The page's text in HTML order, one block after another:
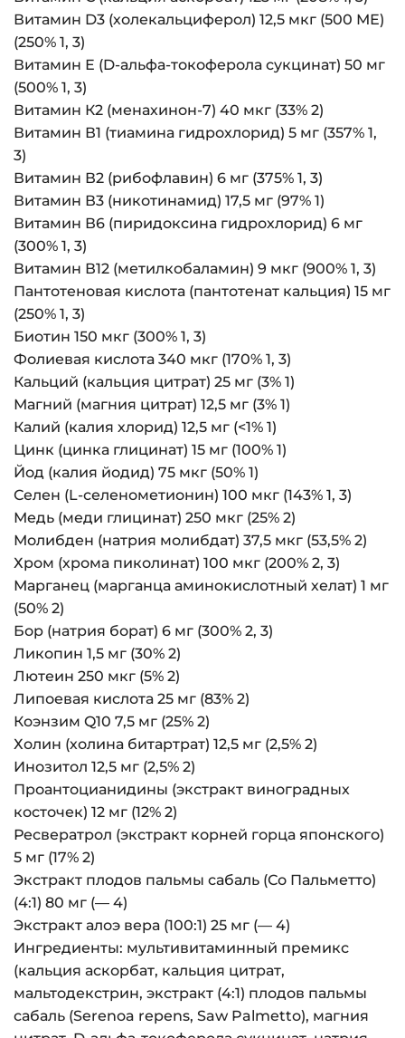
Витамин D3 (холекальциферол) 12,5 мкг (500 МЕ)
(250% 1, 3)
Витамин Е (D-альфа-токоферола сукцинат) 50 мг
(500% 1, 3)
Витамин К2 (менахинон-7) 40 мкг (33% 2)
Витамин В1 (тиамина гидрохлорид) 5 мг (357% 1,
3)
Витамин В2 (рибофлавин) 6 мг (375% 1, 3)
Витамин В3 (никотинамид) 17,5 мг (97% 1)
Витамин В6 (пиридоксина гидрохлорид) 6 мг
(300% 1, 3)
Витамин В12 (метилкобаламин) 9 мкг (900% 1, 3)
Пантотеновая кислота (пантотенат кальция) 15 мг
(250% 1, 3)
Биотин 150 мкг (300% 1, 3)
Фолиевая кислота 340 мкг (170% 1, 3)
Кальций (кальция цитрат) 25 мг (3% 1)
Магний (магния цитрат) 12,5 мг (3% 1)
Калий (калия хлорид) 12,5 мг (<1% 1)
Цинк (цинка глицинат) 15 мг (100% 1)
Йод (калия йодид) 75 мкг (50% 1)
Селен (L-селенометионин) 100 мкг (143% 1, 3)
Медь (меди глицинат) 250 мкг (25% 2)
Молибден (натрия молибдат) 37,5 мкг (53,5% 2)
Хром (хрома пиколинат) 100 мкг (200% 2, 3)
Марганец (марганца аминокислотный хелат) 1 мг
(50% 2)
Бор (натрия борат) 6 мг (300% 2, 3)
Ликопин 1,5 мг (30% 2)
Лютеин 250 мкг (5% 2)
Липоевая кислота 25 мг (83% 2)
Коэнзим Q10 7,5 мг (25% 2)
Холин (холина битартрат) 12,5 мг (2,5% 2)
Инозитол 12,5 мг (2,5% 2)
Проантоцианидины (экстракт виноградных
косточек) 12 мг (12% 2)
Ресвератрол (экстракт корней горца японского)
5 мг (17% 2)
Экстракт плодов пальмы сабаль (Со Пальметто)
(4:1) 80 мг (— 4)
Экстракт алоэ вера (100:1) 25 мг (— 4)
Ингредиенты: мультивитаминный премикс
(кальция аскорбат, кальция цитрат,
мальтодекстрин, экстракт (4:1) плодов пальмы
сабаль (Serenoa repens, Saw Palmetto), магния